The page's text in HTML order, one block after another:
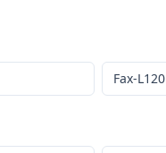
Fax-L120